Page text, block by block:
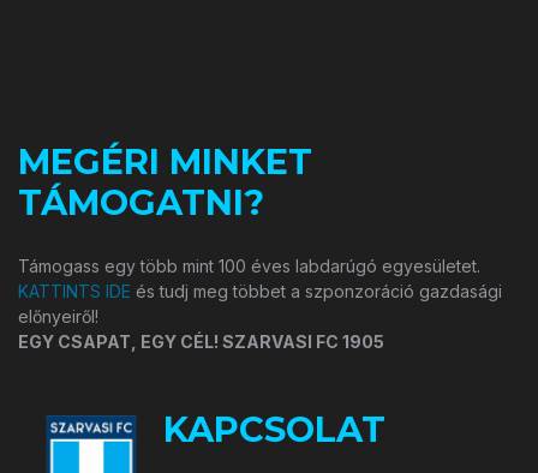
MEGÉRI MINKET
TÁMOGATNI?
Támogass egy több mint 100 éves labdarúgó egyesületet.
KATTINTS IDE és tudj meg többet a szponzoráció gazdasági
előnyeiről!
EGY CSAPAT, EGY CÉL! SZARVASI FC 1905
KAPCSOLAT